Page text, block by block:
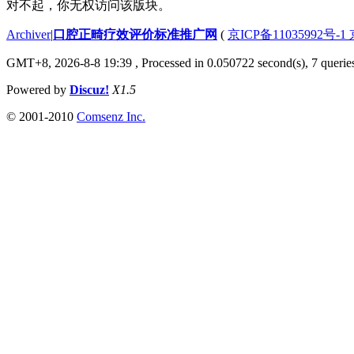
对不起，你无权访问该版块。
Archiver| 口腔正畸疗效评价标准推广网 ( 京ICP备11035992号-1
GMT+8, 2026-8-8 19:39 , Processed in 0.050722 second(s), 7
Powered by Discuz! X1.5
© 2001-2010 Comsenz Inc.